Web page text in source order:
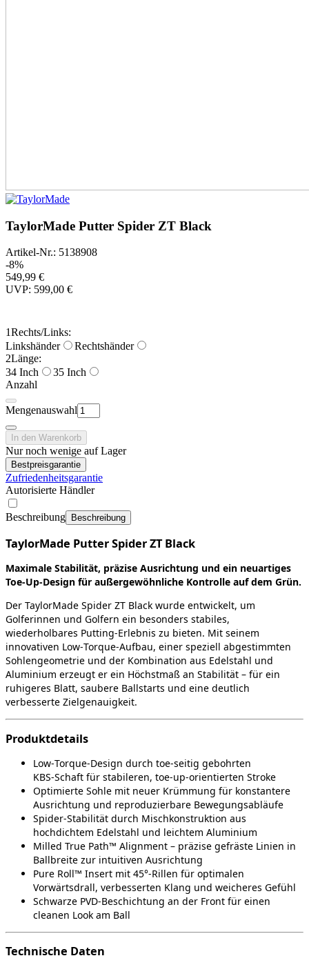
TaylorMade Putter Spider ZT Black
Artikel-Nr.: 5138908
-8%
549,99 €
UVP: 599,00 €
1Rechts/Links:
Linkshänder
Rechtshänder
2Länge:
34 Inch
35 Inch
Anzahl
Mengenauswahl
In den Warenkorb
Nur noch wenige auf Lager
Bestpreisgarantie
Zufriedenheitsgarantie
Autorisierte Händler
Beschreibung Beschreibung
TaylorMade Putter Spider ZT Black
Maximale Stabilität, präzise Ausrichtung und ein neuartiges
Toe‑Up‑Design für außergewöhnliche Kontrolle auf dem Grün.
Der TaylorMade Spider ZT Black wurde entwickelt, um
Golferinnen und Golfern ein besonders stabiles,
wiederholbares Putting‑Erlebnis zu bieten. Mit seinem
innovativen Low‑Torque‑Aufbau, einer speziell abgestimmten
Sohlengeometrie und der Kombination aus Edelstahl und
Aluminium erzeugt er ein Höchstmaß an Stabilität – für ein
ruhigeres Blatt, saubere Ballstarts und eine deutlich
verbesserte Zielgenauigkeit.
Produktdetails
Low‑Torque‑Design durch toe‑seitig gebohrten
KBS‑Schaft für stabileren, toe‑up‑orientierten Stroke
Optimierte Sohle mit neuer Krümmung für konstantere
Ausrichtung und reproduzierbare Bewegungsabläufe
Spider‑Stabilität durch Mischkonstruktion aus
hochdichtem Edelstahl und leichtem Aluminium
Milled True Path™ Alignment – präzise gefräste Linien in
Ballbreite zur intuitiven Ausrichtung
Pure Roll™ Insert mit 45°‑Rillen für optimalen
Vorwärtsdrall, verbesserten Klang und weicheres Gefühl
Schwarze PVD‑Beschichtung an der Front für einen
cleanen Look am Ball
Technische Daten